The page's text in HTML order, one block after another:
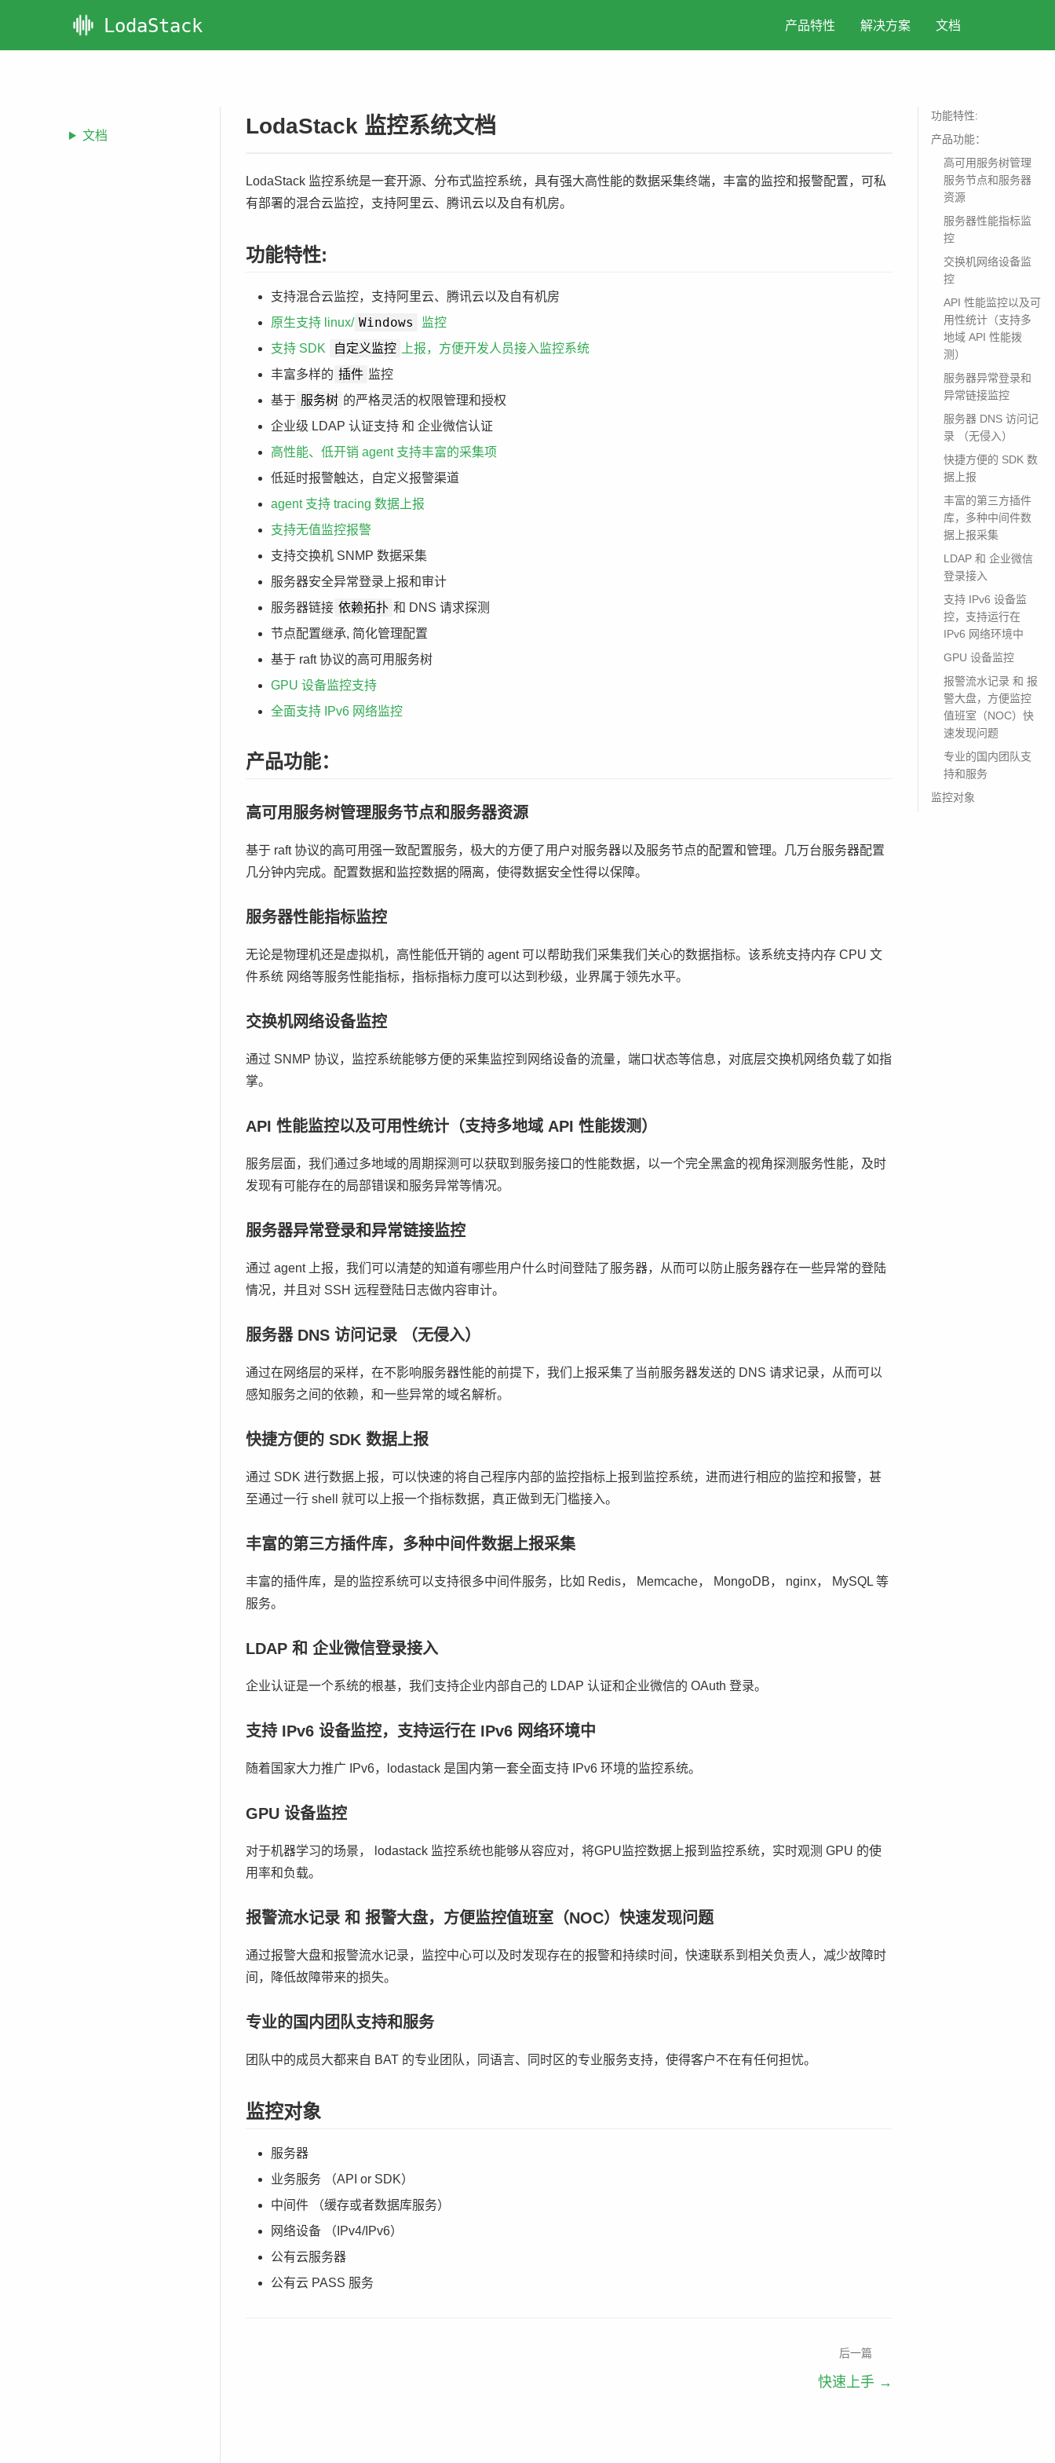
LodaStack 产品特性 解决方案 文档
LodaStack 监控系统文档
LodaStack 监控系统是一套开源、分布式监控系统，具有强大高性能的数据采集终端，丰富的监控和报警配置，可私
有部署的混合云监控，支持阿里云、腾讯云以及自有机房。
功能特性:
支持混合云监控，支持阿里云、腾讯云以及自有机房
原生支持 linux/ Windows
监控
支持 SDK
自定义监控
上报，方便开发人员接入监控系统
丰富多样的 插件 监控
基于 服务树 的严格灵活的权限管理和授权
企业级 LDAP 认证支持 和 企业微信认证
高性能、低开销 agent 支持丰富的采集项
低延时报警触达，自定义报警渠道
agent 支持 tracing 数据上报
支持无值监控报警
支持交换机 SNMP 数据采集
服务器安全异常登录上报和审计
服务器链接 依赖拓扑 和 DNS 请求探测
节点配置继承, 简化管理配置
基于 raft 协议的高可用服务树
GPU 设备监控支持
全面支持 IPv6 网络监控
产品功能：
高可用服务树管理服务节点和服务器资源
基于 raft 协议的高可用强一致配置服务，极大的方便了用户对服务器以及服务节点的配置和管理。几万台服务器配置
几分钟内完成。配置数据和监控数据的隔离，使得数据安全性得以保障。
服务器性能指标监控
无论是物理机还是虚拟机，高性能低开销的 agent 可以帮助我们采集我们关心的数据指标。该系统支持内存 CPU 文
件系统 网络等服务性能指标，指标指标力度可以达到秒级，业界属于领先水平。
交换机网络设备监控
通过 SNMP 协议，监控系统能够方便的采集监控到网络设备的流量，端口状态等信息，对底层交换机网络负载了如指
掌。
API 性能监控以及可用性统计（支持多地域 API 性能拨测）
服务层面，我们通过多地域的周期探测可以获取到服务接口的性能数据，以一个完全黑盒的视角探测服务性能，及时
发现有可能存在的局部错误和服务异常等情况。
服务器异常登录和异常链接监控
通过 agent 上报，我们可以清楚的知道有哪些用户什么时间登陆了服务器，从而可以防止服务器存在一些异常的登陆
情况，并且对 SSH 远程登陆日志做内容审计。
服务器 DNS 访问记录 （无侵入）
通过在网络层的采样，在不影响服务器性能的前提下，我们上报采集了当前服务器发送的 DNS 请求记录，从而可以
感知服务之间的依赖，和一些异常的域名解析。
快捷方便的 SDK 数据上报
通过 SDK 进行数据上报，可以快速的将自己程序内部的监控指标上报到监控系统，进而进行相应的监控和报警，甚
至通过一行 shell 就可以上报一个指标数据，真正做到无门槛接入。
丰富的第三方插件库，多种中间件数据上报采集
丰富的插件库，是的监控系统可以支持很多中间件服务，比如 Redis， Memcache， MongoDB， nginx， MySQL 等
服务。
LDAP 和 企业微信登录接入
企业认证是一个系统的根基，我们支持企业内部自己的 LDAP 认证和企业微信的 OAuth 登录。
支持 IPv6 设备监控，支持运行在 IPv6 网络环境中
随着国家大力推广 IPv6，lodastack 是国内第一套全面支持 IPv6 环境的监控系统。
GPU 设备监控
对于机器学习的场景， lodastack 监控系统也能够从容应对，将GPU监控数据上报到监控系统，实时观测 GPU 的使
用率和负载。
报警流水记录 和 报警大盘，方便监控值班室（NOC）快速发现问题
通过报警大盘和报警流水记录，监控中心可以及时发现存在的报警和持续时间，快速联系到相关负责人，减少故障时
间，降低故障带来的损失。
专业的国内团队支持和服务
团队中的成员大都来自 BAT 的专业团队，同语言、同时区的专业服务支持，使得客户不在有任何担忧。
监控对象
服务器
业务服务 （API or SDK）
中间件 （缓存或者数据库服务）
网络设备 （IPv4/IPv6）
公有云服务器
公有云 PASS 服务
后一篇
快速上手 →
功能特性:
产品功能：
高可用服务树管理
服务节点和服务器
资源
服务器性能指标监
控
交换机网络设备监
控
API 性能监控以及可
用性统计（支持多
地域 API 性能拨
测）
服务器异常登录和
异常链接监控
服务器 DNS 访问记
录 （无侵入）
快捷方便的 SDK 数
据上报
丰富的第三方插件
库，多种中间件数
据上报采集
LDAP 和 企业微信
登录接入
支持 IPv6 设备监
控，支持运行在
IPv6 网络环境中
GPU 设备监控
报警流水记录 和 报
警大盘，方便监控
值班室（NOC）快
速发现问题
专业的国内团队支
持和服务
监控对象
文档